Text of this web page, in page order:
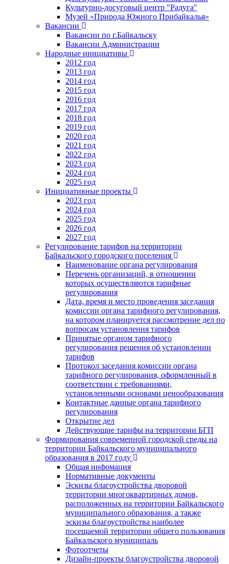
Культурно-досуговый центр "Радуга"
Музей «Природа Южного Прибайкалья»
Вакансии
Вакансии по г.Байкальску
Вакансии Администрации
Народные инициативы
2012 год
2013 год
2014 год
2015 год
2016 год
2017 год
2018 год
2019 год
2020 год
2021 год
2022 год
2023 год
2024 год
2025 год
Инициативные проекты
2023 год
2024 год
2025 год
2026 год
2027 год
Регулирование тарифов на территории
Байкальского городского поселения
Наименование органа регулирования
Перечень организаций, в отношении
которых осуществляются тарифные
регулирования
Дата, время и место проведения заседания
комиссии органа тарифного регулирования,
на котором планируется рассмотрение дел по
вопросам установления тарифов
Принятые органом тарифного
регулирования решения об установлении
тарифов
Протокол заседания комиссии органа
тарифного регулирования, оформленный в
соответствии с требованиями,
установленными основами ценообразования
Контактные данные органа тарифного
регулирования
Открытие дел
Действующие тарифы на территории БГП
Формирования современной городской среды на
территории Байкальского муниципального
образования в 2017 году
Общая инфомация
Нормативные документы
Эскизы благоустройства дворовой
территории многоквартирных домов,
расположенных на территории Байкальского
муниципального образования, а также
эскизы благоустройства наиболее
посещаемой территории общего пользования
Байкальского муниципаль
Фотоотчеты
Дизайн-проекты благоустройства дворовой